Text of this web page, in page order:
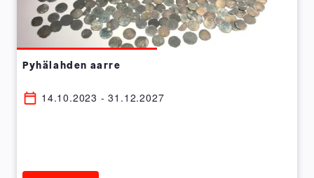
Pyhälahden aarre
14.10.2023 - 31.12.2027